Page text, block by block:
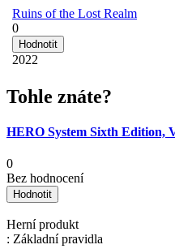
Ruins of the Lost Realm
0
2022
Tohle znáte?
HERO System Sixth Edition,
0
Bez hodnocení
Herní produkt
: Základní pravidla